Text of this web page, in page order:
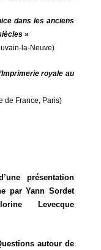
dans les anciens
»
la-Neuve)
royale au
de France, Paris)
présentation
par Yann Sordet
Levecque
autour de